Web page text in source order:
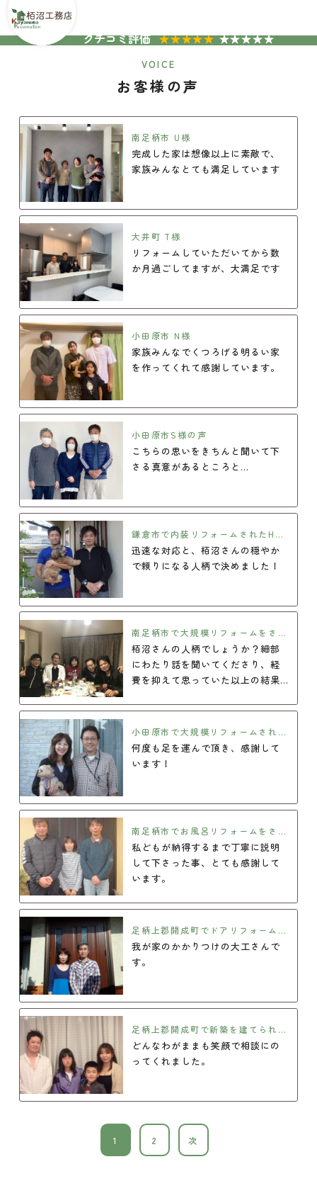
クチコミ評価 ★★★★★ ★★★★★
TOP お客様の声
VOICE
お客様の声
南足柄市 U様
完成した家は想像以上に素敵で、
家族みんなとても満足しています
大井町 T様
リフォームしていただいてから数
か月過ごしてますが、大満足です
小田原市 N様
家族みんなでくつろげる明るい家
を作ってくれて感謝しています。
小田原市S様の声
こちらの思いをきちんと聞いて下
さる真意があるところと…
鎌倉市で内装リフォームされたH様
の声
迅速な対応と、栢沼さんの穏やか
で頼りになる人柄で決めました！
南足柄市で大規模リフォームをされ
たO様の声
栢沼さんの人柄でしょうか？細部
にわたり話を聞いてくださり、経
費を抑えて思っていた以上の結果
小田原市で大規模リフォームされた
K様の声
何度も足を運んで頂き、感謝して
います！
南足柄市でお風呂リフォームをされ
たS様の声
私どもが納得するまで丁寧に説明
して下さった事、とても感謝して
います。
足柄上郡開成町でドアリフォームを
されたS様の声
我が家のかかりつけの大工さんで
す。
足柄上郡開成町で新築を建てられた
K様の声
どんなわがままも笑顔で相談にの
ってくれました。
1 2 次